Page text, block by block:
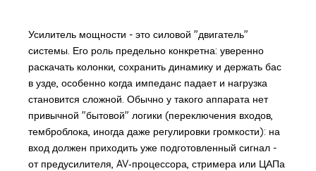
Усилитель мощности - это силовой "двигатель"
системы. Его роль предельно конкретна: уверенно
раскачать колонки, сохранить динамику и держать бас
в узде, особенно когда импеданс падает и нагрузка
становится сложной. Обычно у такого аппарата нет
привычной "бытовой" логики (переключения входов,
темброблока, иногда даже регулировки громкости): на
вход должен приходить уже подготовленный сигнал -
от предусилителя, AV‑процессора, стримера или ЦАПа